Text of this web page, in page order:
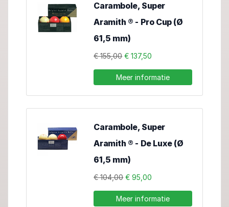
Carambole, Super
Aramith ® - Pro Cup (Ø
61,5 mm)
€ 155,00€ 137,50
Meer informatie
Carambole, Super
Aramith ® - De Luxe (Ø
61,5 mm)
€ 104,00€ 95,00
Meer informatie